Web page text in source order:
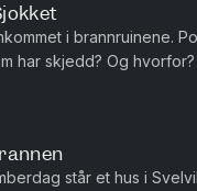
i brannruinene.
har skjedd? Og
står et hus i